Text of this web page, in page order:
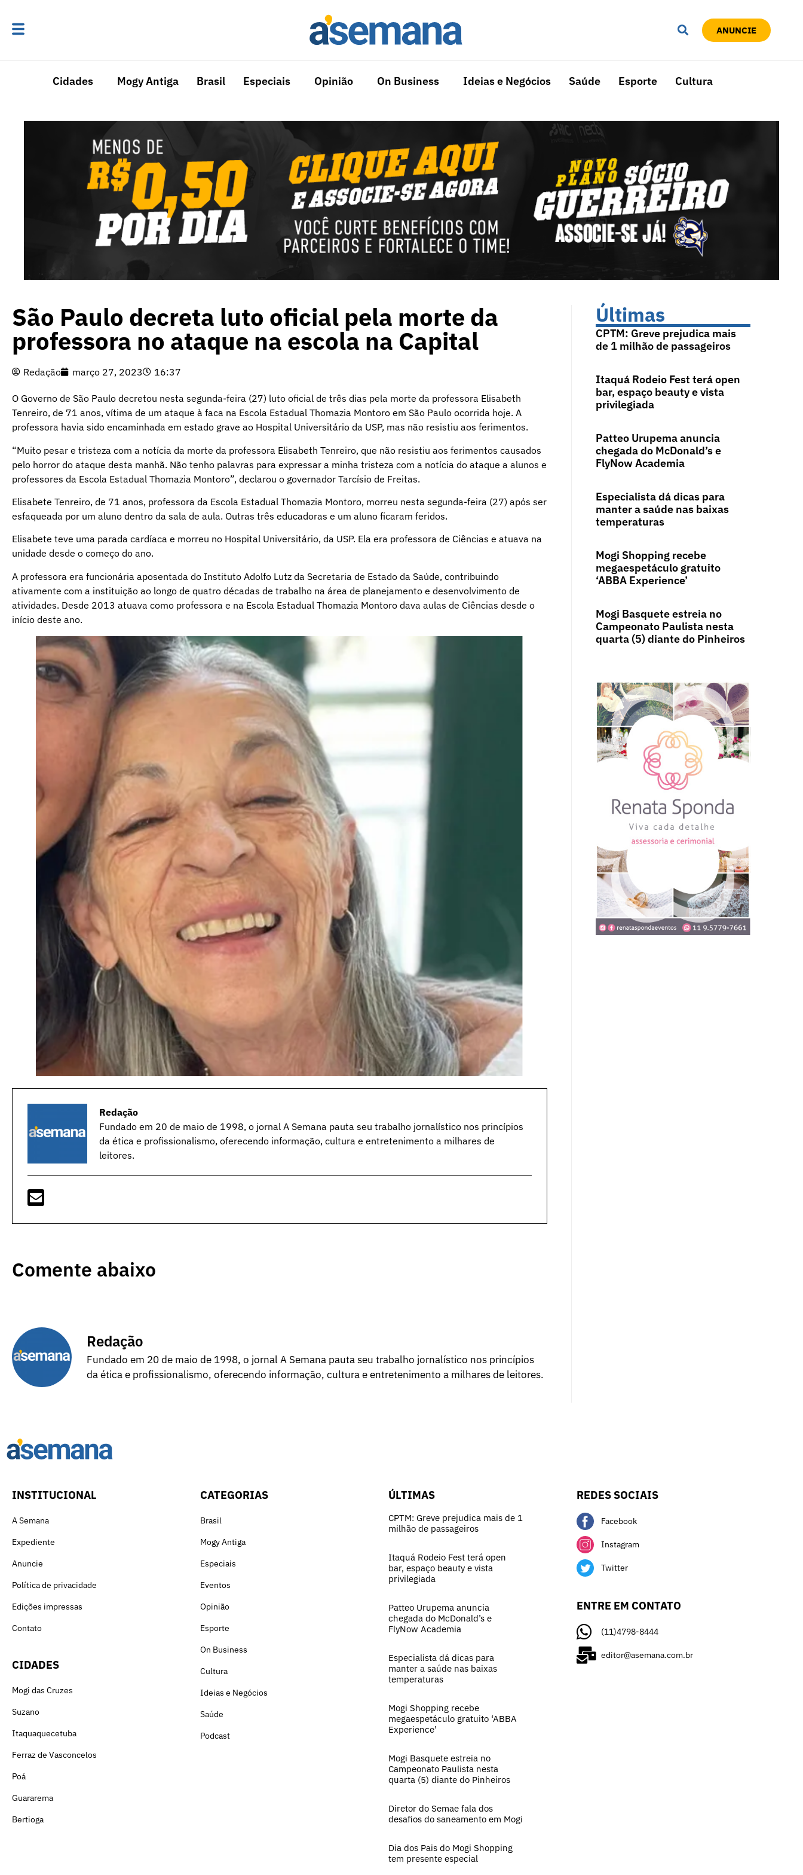
ANUNCIE
Cidades Mogy Antiga Brasil Especiais Opinião On Business Ideias e Negócios Saúde Esporte Cultura
São Paulo decreta luto oficial pela morte da
professora no ataque na escola na Capital
Redação março 27, 2023 16:37
O Governo de São Paulo decretou nesta segunda-feira (27) luto oficial de três dias pela morte da professora Elisabeth
Tenreiro, de 71 anos, vítima de um ataque à faca na Escola Estadual Thomazia Montoro em São Paulo ocorrida hoje. A
professora havia sido encaminhada em estado grave ao Hospital Universitário da USP, mas não resistiu aos ferimentos.
“Muito pesar e tristeza com a notícia da morte da professora Elisabeth Tenreiro, que não resistiu aos ferimentos causados
pelo horror do ataque desta manhã. Não tenho palavras para expressar a minha tristeza com a notícia do ataque a alunos e
professores da Escola Estadual Thomazia Montoro”, declarou o governador Tarcísio de Freitas.
Elisabete Tenreiro, de 71 anos, professora da Escola Estadual Thomazia Montoro, morreu nesta segunda-feira (27) após ser
esfaqueada por um aluno dentro da sala de aula. Outras três educadoras e um aluno ficaram feridos.
Elisabete teve uma parada cardíaca e morreu no Hospital Universitário, da USP. Ela era professora de Ciências e atuava na
unidade desde o começo do ano.
A professora era funcionária aposentada do Instituto Adolfo Lutz da Secretaria de Estado da Saúde, contribuindo
ativamente com a instituição ao longo de quatro décadas de trabalho na área de planejamento e desenvolvimento de
atividades. Desde 2013 atuava como professora e na Escola Estadual Thomazia Montoro dava aulas de Ciências desde o
início deste ano.
Redação
Fundado em 20 de maio de 1998, o jornal A Semana pauta seu trabalho jornalístico nos princípios
da ética e profissionalismo, oferecendo informação, cultura e entretenimento a milhares de
leitores.
Comente abaixo
Redação
Fundado em 20 de maio de 1998, o jornal A Semana pauta seu trabalho jornalístico nos princípios
da ética e profissionalismo, oferecendo informação, cultura e entretenimento a milhares de leitores.
Últimas
CPTM: Greve prejudica mais
de 1 milhão de passageiros
Itaquá Rodeio Fest terá open
bar, espaço beauty e vista
privilegiada
Patteo Urupema anuncia
chegada do McDonald’s e
FlyNow Academia
Especialista dá dicas para
manter a saúde nas baixas
temperaturas
Mogi Shopping recebe
megaespetáculo gratuito
‘ABBA Experience’
Mogi Basquete estreia no
Campeonato Paulista nesta
quarta (5) diante do Pinheiros
INSTITUCIONAL
A Semana
Expediente
Anuncie
Política de privacidade
Edições impressas
Contato
CIDADES
Mogi das Cruzes
Suzano
Itaquaquecetuba
Ferraz de Vasconcelos
Poá
Guararema
Bertioga
CATEGORIAS
Brasil
Mogy Antiga
Especiais
Eventos
Opinião
Esporte
On Business
Cultura
Ideias e Negócios
Saúde
Podcast
ÚLTIMAS
CPTM: Greve prejudica mais de 1
milhão de passageiros
Itaquá Rodeio Fest terá open
bar, espaço beauty e vista
privilegiada
Patteo Urupema anuncia
chegada do McDonald’s e
FlyNow Academia
Especialista dá dicas para
manter a saúde nas baixas
temperaturas
Mogi Shopping recebe
megaespetáculo gratuito ‘ABBA
Experience’
Mogi Basquete estreia no
Campeonato Paulista nesta
quarta (5) diante do Pinheiros
Diretor do Semae fala dos
desafios do saneamento em Mogi
Dia dos Pais do Mogi Shopping
tem presente especial
REDES SOCIAIS
Facebook
Instagram
Twitter
ENTRE EM CONTATO
(11)4798-8444
editor@asemana.com.br